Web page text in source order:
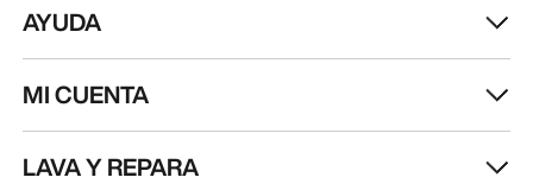
AYUDA
MI CUENTA
LAVA Y REPARA